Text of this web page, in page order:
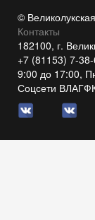
©
Контакты
182100, г.
+7 (81153) 7-
9:00 до 17:00,
Соцсети